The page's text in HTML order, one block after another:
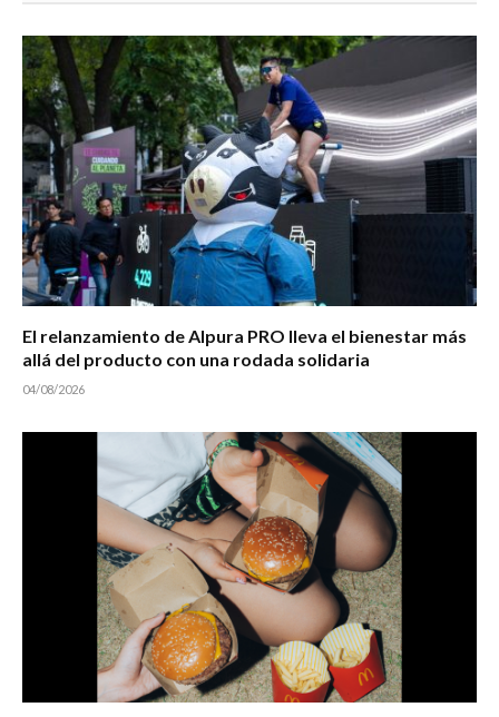
El relanzamiento de Alpura PRO lleva el bienestar más
allá del producto con una rodada solidaria
04/08/2026